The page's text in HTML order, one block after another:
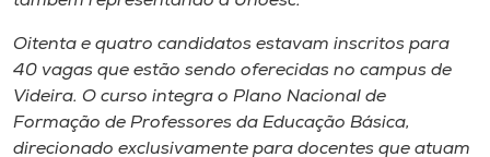
Rádio
Museu
Oitenta e quatro candidatos estavam inscritos para
40 vagas que estão sendo oferecidas no campus de
Videira. O curso integra o Plano Nacional de
Formação de Professores da Educação Básica,
direcionado exclusivamente para docentes que atuam